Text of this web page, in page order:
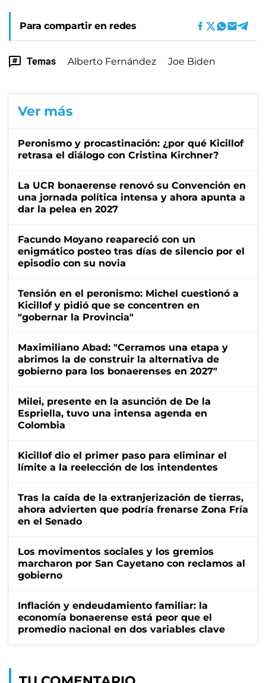
Para compartir en redes
Temas Alberto Fernández Joe Biden
Ver más
Peronismo y procastinación: ¿por qué Kicillof
retrasa el diálogo con Cristina Kirchner?
La UCR bonaerense renovó su Convención en
una jornada política intensa y ahora apunta a
dar la pelea en 2027
Facundo Moyano reapareció con un
enigmático posteo tras días de silencio por el
episodio con su novia
Tensión en el peronismo: Michel cuestionó a
Kicillof y pidió que se concentren en
"gobernar la Provincia"
Maximiliano Abad: "Cerramos una etapa y
abrimos la de construir la alternativa de
gobierno para los bonaerenses en 2027"
Milei, presente en la asunción de De la
Espriella, tuvo una intensa agenda en
Colombia
Kicillof dio el primer paso para eliminar el
límite a la reelección de los intendentes
Tras la caída de la extranjerización de tierras,
ahora advierten que podría frenarse Zona Fría
en el Senado
Los movimentos sociales y los gremios
marcharon por San Cayetano con reclamos al
gobierno
Inflación y endeudamiento familiar: la
economía bonaerense está peor que el
promedio nacional en dos variables clave